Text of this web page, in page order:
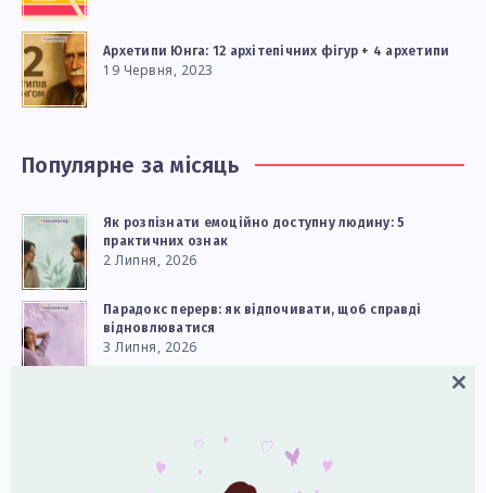
Архетипи Юнга: 12 архітепічних фігур + 4 архетипи
19 Червня, 2023
Популярне за місяць
Як розпізнати емоційно доступну людину: 5
практичних ознак
2 Липня, 2026
Парадокс перерв: як відпочивати, щоб справді
відновлюватися
3 Липня, 2026
Чому двоє людей бачать одну й ту саму історію
Close